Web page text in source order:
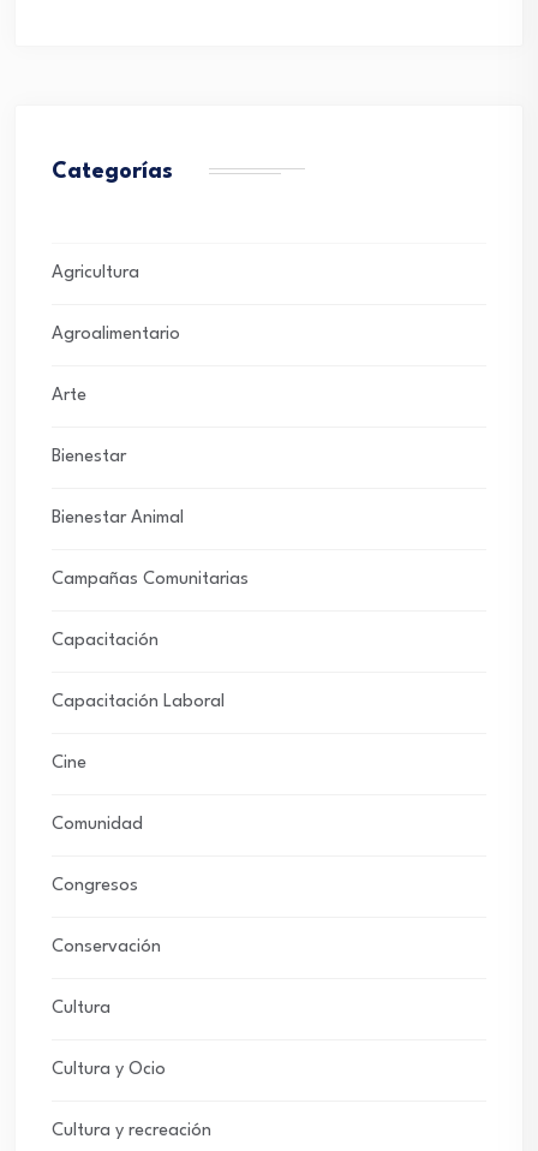
Categorías
Agricultura
Agroalimentario
Arte
Bienestar
Bienestar Animal
Campañas Comunitarias
Capacitación
Capacitación Laboral
Cine
Comunidad
Congresos
Conservación
Cultura
Cultura y Ocio
Cultura y recreación